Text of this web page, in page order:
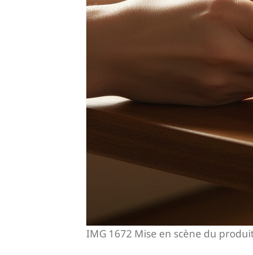
IMG 1672 Mise en scène du